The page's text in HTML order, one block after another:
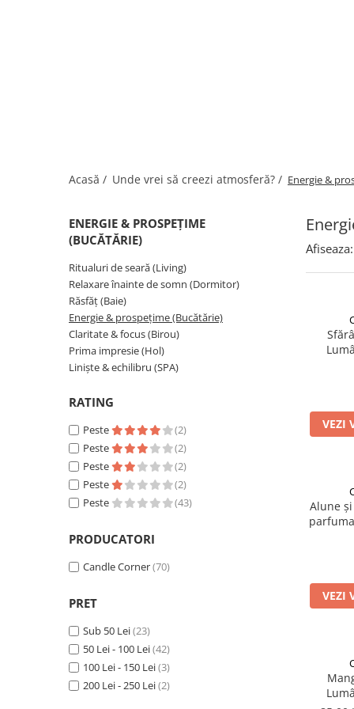
Acasă / Unde vrei să creezi atmosferă? / Energie &
ENERGIE & PROSPEȚIME
(BUCĂTĂRIE)
Ritualuri de seară (Living)
Relaxare înainte de somn (Dormitor)
Răsfăț (Baie)
Energie & prospețime (Bucătărie)
Claritate & focus (Birou)
Prima impresie (Hol)
Liniște & echilibru (SPA)
RATING
Peste
(2)
Peste
(2)
Peste
(2)
Peste
(2)
Peste
(43)
PRODUCATORI
Candle Corner(70)
PRET
Sub 50 Lei(23)
50 Lei - 100 Lei(42)
100 Lei - 150 Lei(3)
200 Lei - 250 Lei(2)
Afiseaza:
VEZI
Alune
VEZI